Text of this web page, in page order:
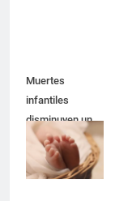
Muertes
infantiles
disminuyen un
33.3 % según
Salud Pública